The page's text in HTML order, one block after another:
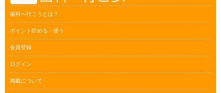
歯科へ行こうとは？
ポイント貯める・使う
会員登録
ログイン
掲載について